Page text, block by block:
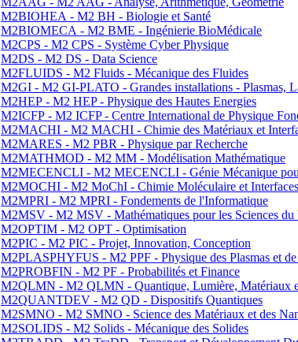
M2BIOHEA - M2 BH - Biologie et Santé
M2BIOMECA - M2 BME - Ingénierie BioMédicale
M2CPS - M2 CPS - Système Cyber Physique
M2DS - M2 DS - Data Science
M2FLUIDS - M2 Fluids - Mécanique des Fluides
M2GI - M2 GI-PLATO - Grandes installations - Plasmas,
M2HEP - M2 HEP - Physique des Hautes Energies
M2ICFP - M2 ICFP - Centre International de Physique
M2MACHI - M2 MACHI - Chimie des Matériaux et
M2MARES - M2 PBR - Physique par Recherche
M2MATHMOD - M2 MM - Modélisation Mathématique
M2MECENCLI - M2 MECENCLI - Génie Mécanique
M2MOCHI - M2 MoChI - Chimie Moléculaire et Interfaces
M2MPRI - M2 MPRI - Fondements de l'Informatique
M2MSV - M2 MSV - Mathématiques pour les Sciences du
M2OPTIM - M2 OPT - Optimisation
M2PIC - M2 PIC - Projet, Innovation, Conception
M2PLASPHYFUS - M2 PPF - Physique des Plasmas et
M2PROBFIN - M2 PF - Probabilités et Finance
M2QLMN - M2 QLMN - Quantique, Lumière, Matériaux
M2QUANTDEV - M2 QD - Dispositifs Quantiques
M2SMNO - M2 SMNO - Science des Matériaux et des
M2SOLIDS - M2 Solids - Mécanique des Solides